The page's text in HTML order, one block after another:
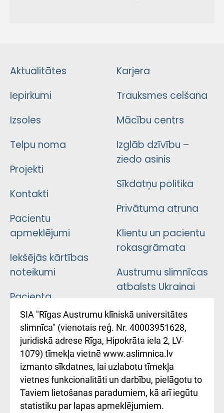
Aktualitātes
Iepirkumi
Izsoles
Telpu noma
Projekti
Kontakti
Pacientu
apmeklējumi
Iekšējās kārtības
noteikumi
Pacienta
atsauksmju/sūdzību
iesniegšanas
kārtība
Kā pie mums nokļūt
Rēķinu apmaksas
ceļvedis
Karjera
Trauksmes celšana
Mācību centrs
Izglāb dzīvību –
ziedo asinis
Sīkdatņu politika
Privātuma atruna
Klientu un pacientu
rokasgrāmata
Austrumu slimnīcas
atbalsts Ukrainai
Підтримка Східної
лікарні та співпраця з
Україною
SIA "Rīgas Austrumu klīniskā universitātes
slimnīca" (vienotais reģ. Nr. 40003951628,
juridiskā adrese Rīga, Hipokrāta iela 2, LV-
1079) tīmekļa vietnē www.aslimnica.lv
izmanto sīkdatnes, lai uzlabotu tīmekļa
vietnes funkcionalitāti un darbību, pielāgotu to
Taviem lietošanas paradumiem, kā arī iegūtu
statistiku par lapas apmeklējumiem.